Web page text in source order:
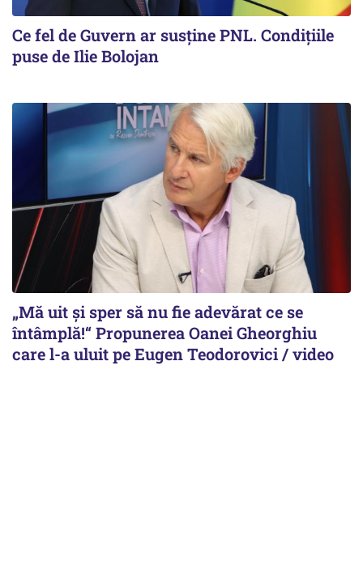
Ce fel de Guvern ar susține PNL. Condițiile
puse de Ilie Bolojan
„Mă uit și sper să nu fie adevărat ce se
întâmplă!“ Propunerea Oanei Gheorghiu
care l-a uluit pe Eugen Teodorovici / video